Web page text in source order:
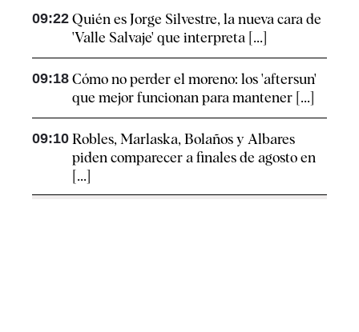
09:22 Quién es Jorge Silvestre, la nueva cara de
'Valle Salvaje' que interpreta [...]
09:18 Cómo no perder el moreno: los 'aftersun'
que mejor funcionan para mantener [...]
09:10 Robles, Marlaska, Bolaños y Albares
piden comparecer a finales de agosto en
[...]